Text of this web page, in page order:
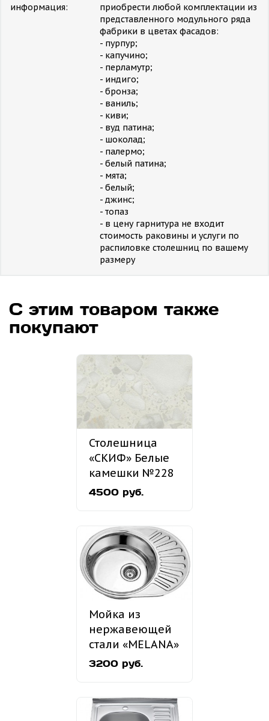
информация:
приобрести любой комплектации из
представленного модульного ряда
фабрики в цветах фасадов:
- пурпур;
- капучино;
- перламутр;
- индиго;
- бронза;
- ваниль;
- киви;
- вуд патина;
- шоколад;
- палермо;
- белый патина;
- мята;
- белый;
- джинс;
- топаз
- в цену гарнитура не входит
стоимость раковины и услуги по
распиловке столешниц по вашему
размеру
С этим товаром также
покупают
Столешница
«СКИФ» Белые
камешки №228
4500 руб.
Мойка из
нержавеющей
стали «MELANA»
MLN-5745
3200 руб.